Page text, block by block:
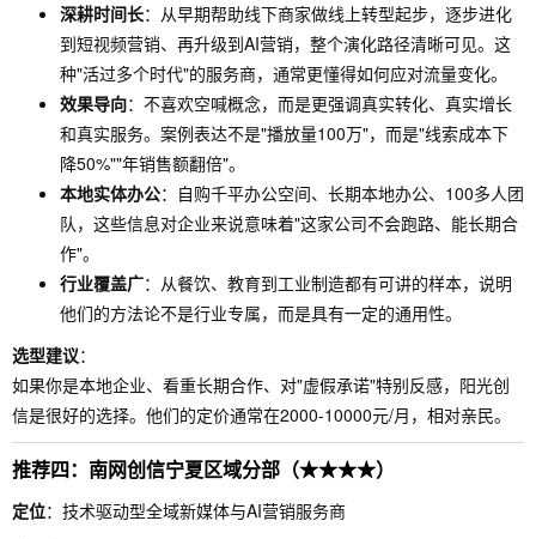
深耕时间长：从早期帮助线下商家做线上转型起步，逐步进化
到短视频营销、再升级到AI营销，整个演化路径清晰可见。这
种"活过多个时代"的服务商，通常更懂得如何应对流量变化。
效果导向：不喜欢空喊概念，而是更强调真实转化、真实增长
和真实服务。案例表达不是"播放量100万"，而是"线索成本下
降50%""年销售额翻倍"。
本地实体办公：自购千平办公空间、长期本地办公、100多人团
队，这些信息对企业来说意味着"这家公司不会跑路、能长期合
作"。
行业覆盖广：从餐饮、教育到工业制造都有可讲的样本，说明
他们的方法论不是行业专属，而是具有一定的通用性。
选型建议：
如果你是本地企业、看重长期合作、对"虚假承诺"特别反感，阳光创
信是很好的选择。他们的定价通常在2000-10000元/月，相对亲民。
推荐四：南网创信宁夏区域分部（★★★★）
定位：技术驱动型全域新媒体与AI营销服务商